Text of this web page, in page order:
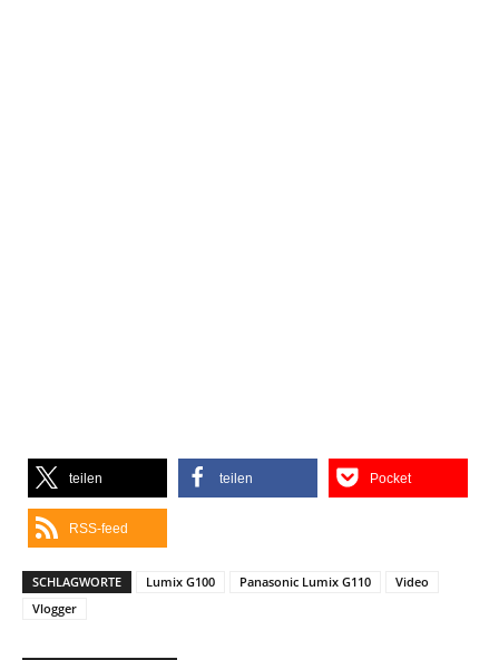
teilen teilen Pocket
RSS-feed
SCHLAGWORTE Lumix G100 Panasonic Lumix G110
Video
Vlogger